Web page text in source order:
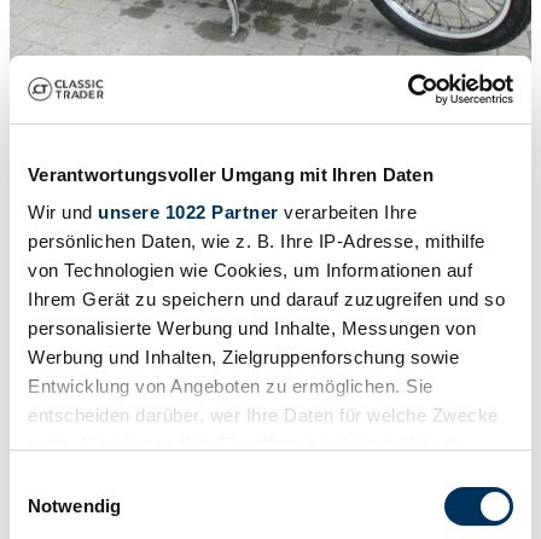
Verantwortungsvoller Umgang mit Ihren Daten
Wir und unsere 1022 Partner verarbeiten Ihre
persönlichen Daten, wie z. B. Ihre IP-Adresse, mithilfe
von Technologien wie Cookies, um Informationen auf
Ihrem Gerät zu speichern und darauf zuzugreifen und so
personalisierte Werbung und Inhalte, Messungen von
Werbung und Inhalten, Zielgruppenforschung sowie
Entwicklung von Angeboten zu ermöglichen. Sie
entscheiden darüber, wer Ihre Daten für welche Zwecke
Trigger Symbol ändern oder widerrufen
Notwendig
Simson KR 51 Schwalbe Kr 51 / 1
CHF 2'337